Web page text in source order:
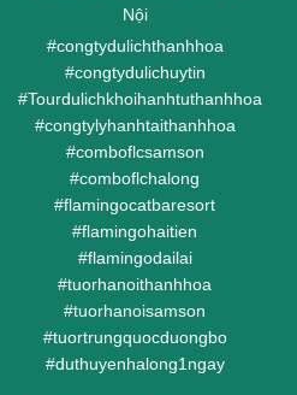
Nội
#congtydulichthanhhoa
#congtydulichuytin
#Tourdulichkhoihanhtuthanhhoa
#congtylyhanhtaithanhhoa
#comboflcsamson
#comboflchalong
#flamingocatbaresort
#flamingohaitien
#flamingodailai
#tuorhanoithanhhoa
#tuorhanoisamson
#tuortrungquocduongbo
#duthuyenhalong1ngay